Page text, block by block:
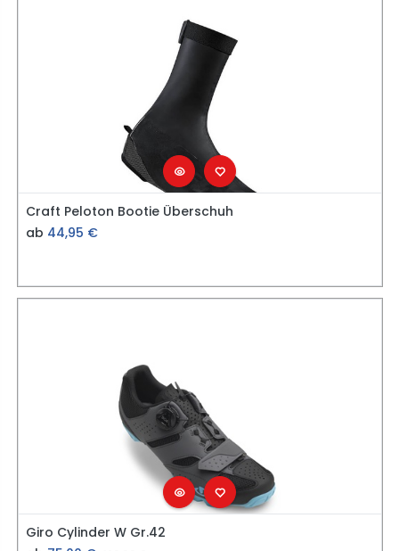
Craft Peloton Bootie Überschuh
ab 44,95 €
Giro Cylinder W Gr.42